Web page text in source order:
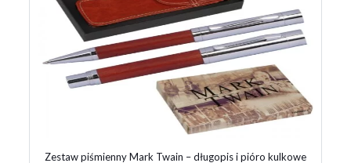
Zestaw piśmienny Mark Twain – długopis i pióro kulkowe